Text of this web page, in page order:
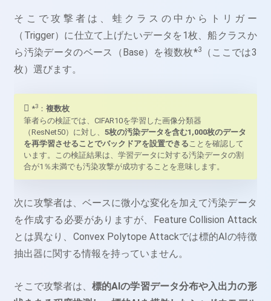
そこで攻撃者は、蛙クラスの中からトリガー
（Trigger）に仕立て上げたいデータを1枚、船クラスか
ら汚染データのベース（Base）を複数枚*3
（ここでは3
枚）選びます。
*3 ：複数枚
筆者らの検証では、CIFAR10を学習した画像分類器
（ResNet50）に対し、5枚の汚染データを含む1,000枚のデータ
を再学習させることでバックドアを設置できる ことを確認して
います。この検証結果は、学習データに対する汚染データの割
合が1％未満でも汚染攻撃が成功することを意味します。
次に攻撃者は、ベースに微小な変化を加えて汚染データ
を作成する必要がありますが、Feature Collision Attack
とは異なり、Convex Polytope Attackでは標的AIの特徴
抽出器に関する情報を持っていません。
そこで攻撃者は、標的AIの学習データ分布や入出力の形